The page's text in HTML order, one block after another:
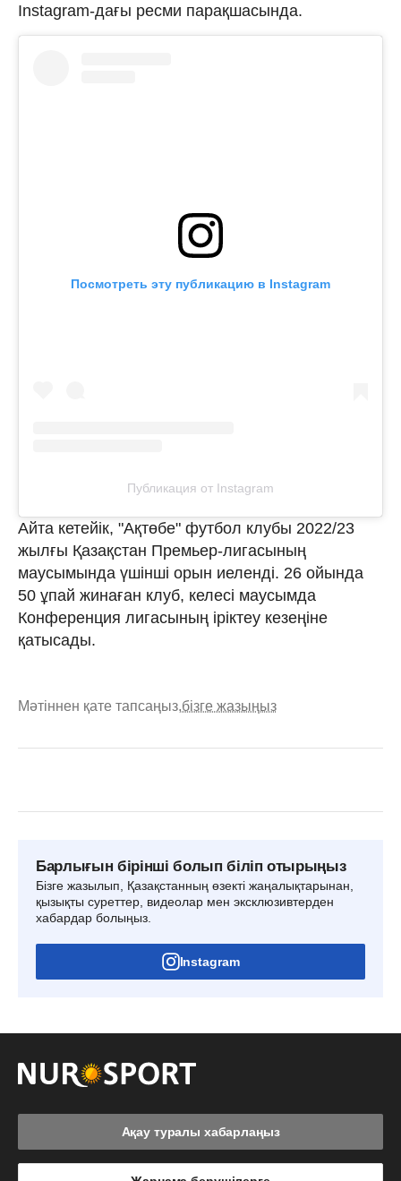
Instagram-дағы ресми парақшасында.
Посмотреть эту публикацию в Instagram
Публикация от Instagram
Айта кетейік, "Ақтөбе" футбол клубы 2022/23
жылғы Қазақстан Премьер-лигасының
маусымында үшінші орын иеленді. 26 ойында
50 ұпай жинаған клуб, келесі маусымда
Конференция лигасының іріктеу кезеңіне
қатысады.
Мәтіннен қате тапсаңыз,бізге жазыңыз
Барлығын бірінші болып біліп отырыңыз
Бізге жазылып, Қазақстанның өзекті жаңалықтарынан,
қызықты суреттер, видеолар мен эксклюзивтерден
хабардар болыңыз.
Instagram
Ақау туралы хабарлаңыз